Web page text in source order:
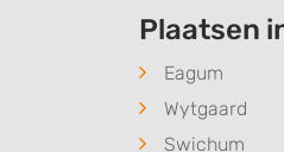
Plaatsen
Eagum
Wytgaard
Swichum